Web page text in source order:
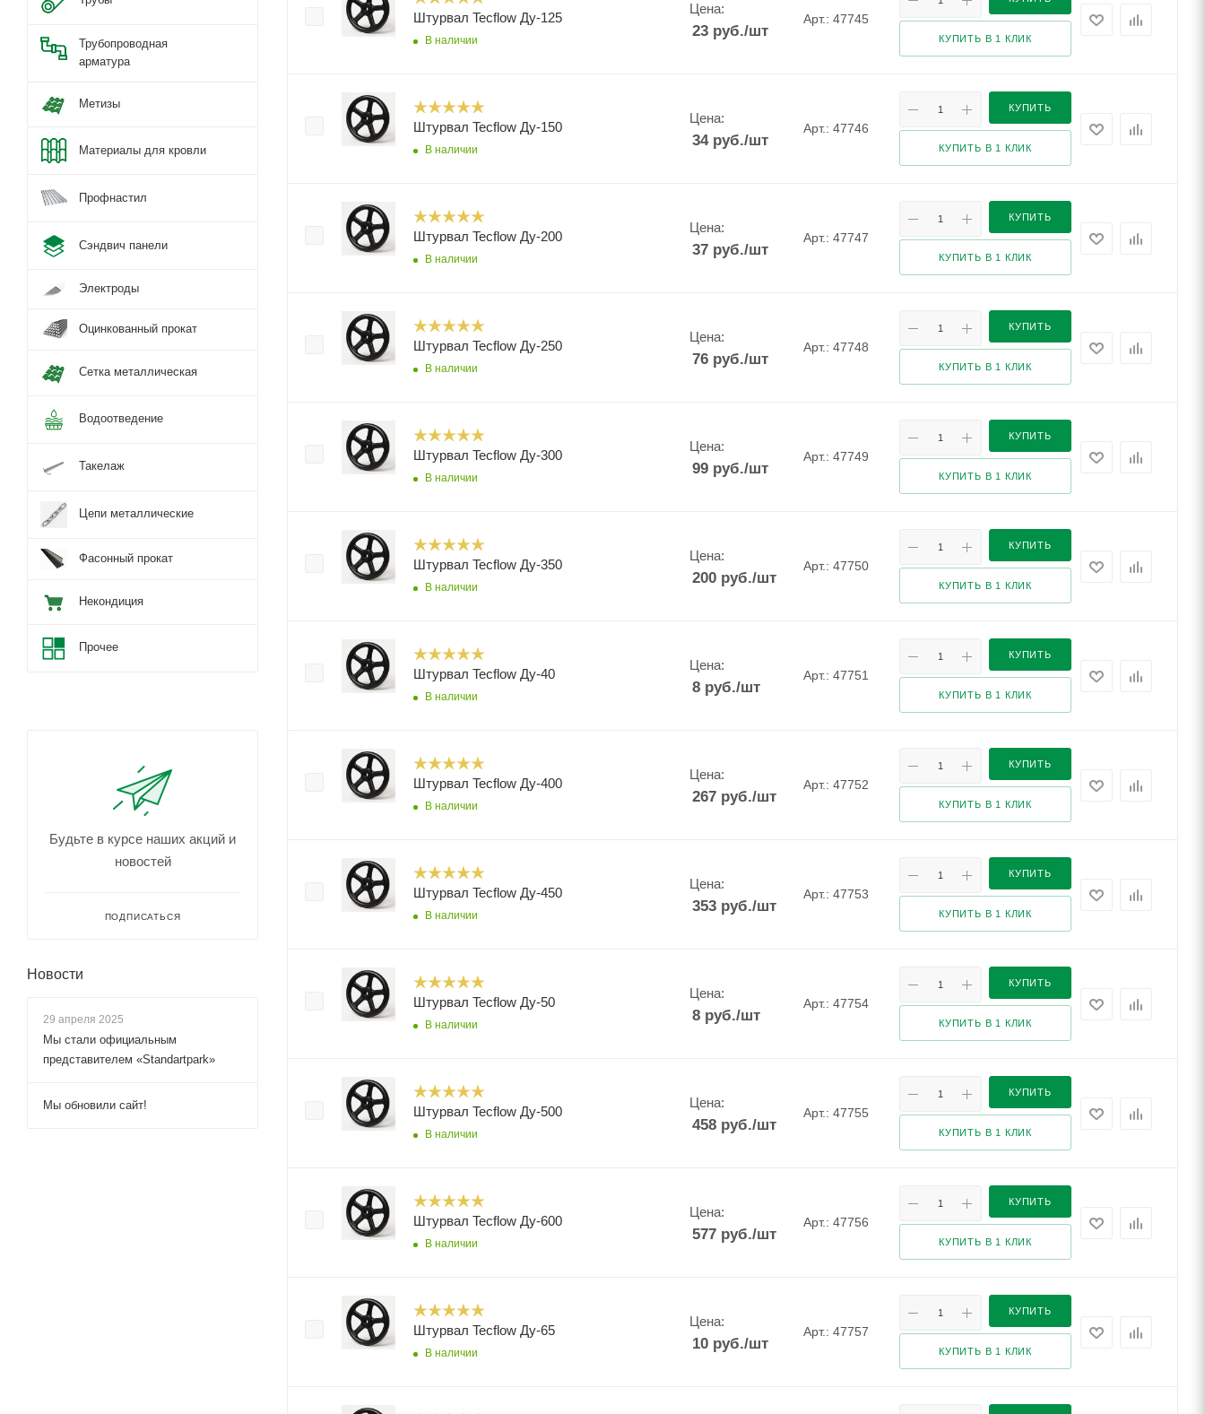
Штурвал Tecflow Ду-125
В наличии
Цена:
23руб./шт
Арт.: 47745
КУПИТЬ В 1 КЛИК
Штурвал Tecflow Ду-150
В наличии
Цена:
34руб./шт
Арт.: 47746
КУПИТЬ
КУПИТЬ В 1 КЛИК
Штурвал Tecflow Ду-200
В наличии
Цена:
37руб./шт
Арт.: 47747
КУПИТЬ
КУПИТЬ В 1 КЛИК
Штурвал Tecflow Ду-250
В наличии
Цена:
76руб./шт
Арт.: 47748
КУПИТЬ
КУПИТЬ В 1 КЛИК
Штурвал Tecflow Ду-300
В наличии
Цена:
99руб./шт
Арт.: 47749
КУПИТЬ
КУПИТЬ В 1 КЛИК
Штурвал Tecflow Ду-350
В наличии
Цена:
200руб./шт
Арт.: 47750
КУПИТЬ
КУПИТЬ В 1 КЛИК
Штурвал Tecflow Ду-40
В наличии
Цена:
8руб./шт
Арт.: 47751
КУПИТЬ
КУПИТЬ В 1 КЛИК
Штурвал Tecflow Ду-400
В наличии
Цена:
267руб./шт
Арт.: 47752
КУПИТЬ
КУПИТЬ В 1 КЛИК
Штурвал Tecflow Ду-450
В наличии
Цена:
353руб./шт
Арт.: 47753
КУПИТЬ
КУПИТЬ В 1 КЛИК
Штурвал Tecflow Ду-50
В наличии
Цена:
8руб./шт
Арт.: 47754
КУПИТЬ
КУПИТЬ В 1 КЛИК
Штурвал Tecflow Ду-500
В наличии
Цена:
458руб./шт
Арт.: 47755
КУПИТЬ
КУПИТЬ В 1 КЛИК
Штурвал Tecflow Ду-600
В наличии
Цена:
577руб./шт
Арт.: 47756
КУПИТЬ
КУПИТЬ В 1 КЛИК
Штурвал Tecflow Ду-65
В наличии
Цена:
10руб./шт
Арт.: 47757
КУПИТЬ
КУПИТЬ В 1 КЛИК
Трубопроводная
арматура
Метизы
Материалы для кровли
Профнастил
Сэндвич панели
Электроды
Оцинкованный прокат
Сетка металлическая
Водоотведение
Такелаж
Цепи металлические
Фасонный прокат
Некондиция
Прочее
Будьте в курсе наших акций и
новостей
ПОДПИСАТЬСЯ
Новости
29 апреля 2025
Мы стали официальным
представителем «Standartpark»
Мы обновили сайт!